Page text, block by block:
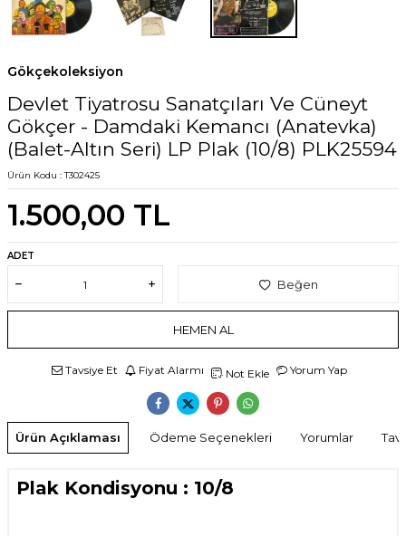
Gökçekoleksiyon
Devlet Tiyatrosu Sanatçıları Ve Cüneyt
Gökçer ‎- Damdaki Kemancı (Anatevka)
(Balet-Altın Seri) LP Plak (10/8) PLK25594
Ürün Kodu :T302425
1.500,00 TL
ADET
Beğen
HEMEN AL
Tavsiye Et Fiyat Alarmı Not Ekle Yorum Yap
Ürün Açıklaması Ödeme Seçenekleri Yorumlar
Plak Kondisyonu : 10/8